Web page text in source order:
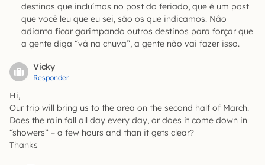
destinos que incluímos no post do feriado, que é um post
que você leu que eu sei, são os que indicamos. Nâo
adianta ficar garimpando outros destinos para forçar que
a gente diga “vá na chuva”, a gente não vai fazer isso.
Vicky
Responder
Hi,
Our trip will bring us to the area on the second half of March.
Does the rain fall all day every day, or does it come down in
“showers” – a few hours and than it gets clear?
Thanks